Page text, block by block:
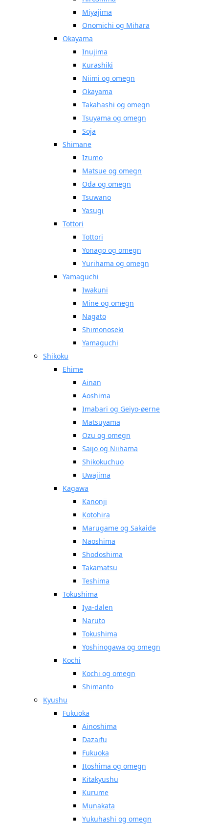
Miyajima
Onomichi og Mihara
Okayama
Inujima
Kurashiki
Niimi og omegn
Okayama
Takahashi og omegn
Tsuyama og omegn
Soja
Shimane
Izumo
Matsue og omegn
Oda og omegn
Tsuwano
Yasugi
Tottori
Tottori
Yonago og omegn
Yurihama og omegn
Yamaguchi
Iwakuni
Mine og omegn
Nagato
Shimonoseki
Yamaguchi
Shikoku
Ehime
Ainan
Aoshima
Imabari og Geiyo-øerne
Matsuyama
Ozu og omegn
Saijo og Niihama
Shikokuchuo
Uwajima
Kagawa
Kanonji
Kotohira
Marugame og Sakaide
Naoshima
Shodoshima
Takamatsu
Teshima
Tokushima
Iya-dalen
Naruto
Tokushima
Yoshinogawa og omegn
Kochi
Kochi og omegn
Shimanto
Kyushu
Fukuoka
Ainoshima
Dazaifu
Fukuoka
Itoshima og omegn
Kitakyushu
Kurume
Munakata
Yukuhashi og omegn